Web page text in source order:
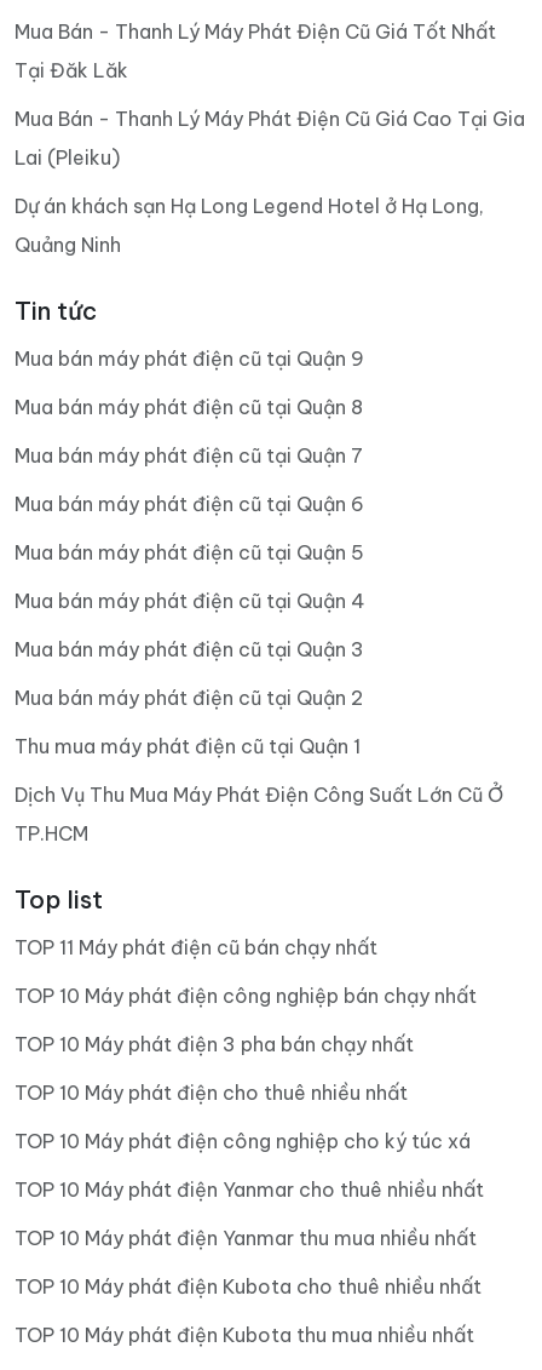
Mua Bán - Thanh Lý Máy Phát Điện Cũ Giá Tốt Nhất
Tại Đăk Lăk
Mua Bán - Thanh Lý Máy Phát Điện Cũ Giá Cao Tại Gia
Lai (Pleiku)
Dự án khách sạn Hạ Long Legend Hotel ở Hạ Long,
Quảng Ninh
Tin tức
Mua bán máy phát điện cũ tại Quận 9
Mua bán máy phát điện cũ tại Quận 8
Mua bán máy phát điện cũ tại Quận 7
Mua bán máy phát điện cũ tại Quận 6
Mua bán máy phát điện cũ tại Quận 5
Mua bán máy phát điện cũ tại Quận 4
Mua bán máy phát điện cũ tại Quận 3
Mua bán máy phát điện cũ tại Quận 2
Thu mua máy phát điện cũ tại Quận 1
Dịch Vụ Thu Mua Máy Phát Điện Công Suất Lớn Cũ Ở
TP.HCM
Top list
TOP 11 Máy phát điện cũ bán chạy nhất
TOP 10 Máy phát điện công nghiệp bán chạy nhất
TOP 10 Máy phát điện 3 pha bán chạy nhất
TOP 10 Máy phát điện cho thuê nhiều nhất
TOP 10 Máy phát điện công nghiệp cho ký túc xá
TOP 10 Máy phát điện Yanmar cho thuê nhiều nhất
TOP 10 Máy phát điện Yanmar thu mua nhiều nhất
TOP 10 Máy phát điện Kubota cho thuê nhiều nhất
TOP 10 Máy phát điện Kubota thu mua nhiều nhất